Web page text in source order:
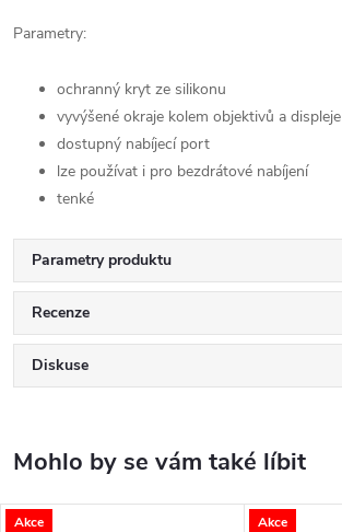
Parametry:
ochranný kryt ze silikonu
vyvýšené okraje kolem objektivů a displeje
dostupný nabíjecí port
lze používat i pro bezdrátové nabíjení
tenké
Parametry produktu
Recenze
Diskuse
Akce Akce